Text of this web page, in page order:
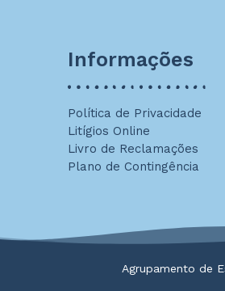
Informações
Política de Privacidade
Litígios Online
Livro de Reclamações
Plano de Contingência
Agrupamento de